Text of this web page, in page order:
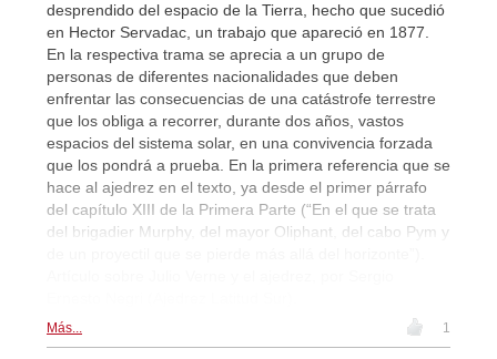
desprendido del espacio de la Tierra, hecho que sucedió
en Hector Servadac, un trabajo que apareció en 1877.
En la respectiva trama se aprecia a un grupo de
personas de diferentes nacionalidades que deben
enfrentar las consecuencias de una catástrofe terrestre
que los obliga a recorrer, durante dos años, vastos
espacios del sistema solar, en una convivencia forzada
que los pondrá a prueba. En la primera referencia que se
hace al ajedrez en el texto, ya desde el primer párrafo
del capítulo XIII de la Primera Parte (“En el que se trata
del brigadier Murphy, del mayor Oliphant, del cabo Pym y
Más... 1